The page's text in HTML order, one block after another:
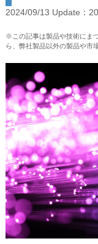
2024/09/13 Update：
※この記事は製品や技術にま
ら、弊社製品以外の製品や市